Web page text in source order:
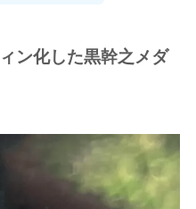
ン化した黒幹之メダ